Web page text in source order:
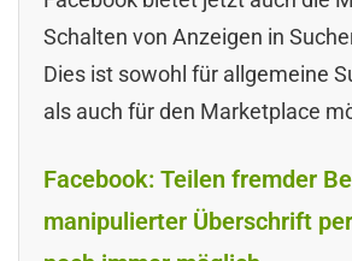
Schalten von Anzeigen in
Dies ist sowohl für allgemeine
als auch für den Marketplace
Facebook: Teilen fremder
manipulierter Überschrift